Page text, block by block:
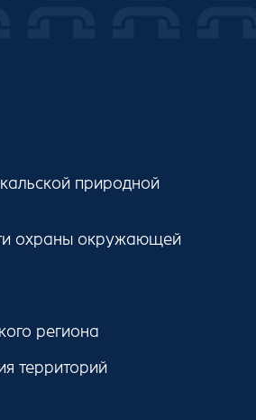
природной
охраны окружающей
региона
территорий